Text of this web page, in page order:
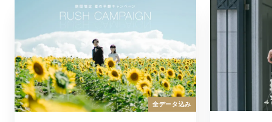
全データ込み